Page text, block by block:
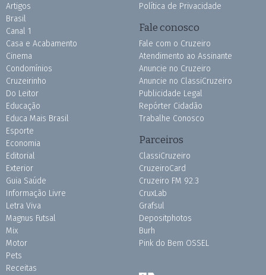
Artigos
Brasil
Canal 1
Casa e Acabamento
Cinema
Condomínios
Cruzeirinho
Do Leitor
Educação
Educa Mais Brasil
Esporte
Economia
Editorial
Exterior
Guia Saúde
Informação Livre
Letra Viva
Magnus Futsal
Mix
Motor
Pets
Receitas
Política de Privacidade
Fale conosco
Fale com o Cruzeiro
Atendimento ao Assinante
Anuncie no Cruzeiro
Anuncie no ClassiCruzeiro
Publicidade Legal
Repórter Cidadão
Trabalhe Conosco
Parceiros
ClassiCruzeiro
CruzeiroCard
Cruzeiro FM 92.3
CruxLab
Grafsul
Depositphotos
Burh
Pink do Bem OSSEL